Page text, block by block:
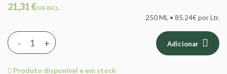
21,31 €IVA INCL.
250 ML • 85.24€ por Ltr.
+
- Adicionar
Produto disponível e em stock